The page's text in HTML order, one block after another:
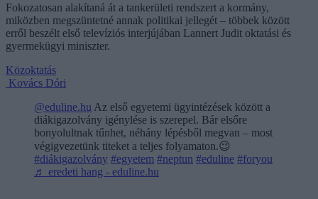
Fokozatosan alakítaná át a tankerületi rendszert a kormány,
miközben megszüntetné annak politikai jellegét – többek között
erről beszélt első televíziós interjújában Lannert Judit oktatási és
gyermekügyi miniszter.
Közoktatás
Kovács Dóri
@eduline.hu Az első egyetemi ügyintézések között a
diákigazolvány igénylése is szerepel. Bár elsőre
bonyolultnak tűnhet, néhány lépésből megvan – most
végigvezetünk titeket a teljes folyamaton.😉
#diákigazolvány #egyetem #neptun #eduline #foryou
♬ eredeti hang - eduline.hu